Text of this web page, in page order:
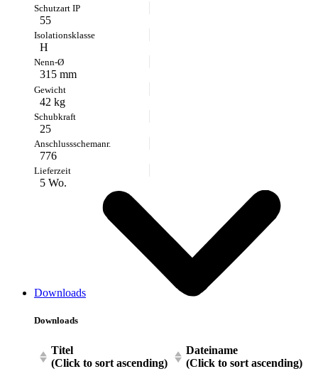
55
H
315 mm
42 kg
25
776
5 Wo.
Downloads
Downloads
Titel
(Click to sort ascending)
Dateiname
(Click to sort ascending)